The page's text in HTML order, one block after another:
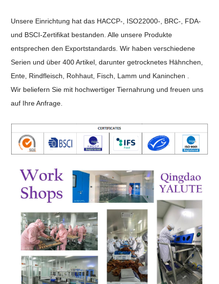
Unsere Einrichtung hat das HACCP-, ISO22000-, BRC-, FDA-
und BSCI-Zertifikat bestanden. Alle unsere Produkte
entsprechen den Exportstandards. Wir haben verschiedene
Serien und über 400 Artikel, darunter getrocknetes Hähnchen,
Ente, Rindfleisch, Rohhaut, Fisch, Lamm und Kaninchen .
Wir beliefern Sie mit hochwertiger Tiernahrung und freuen uns
auf Ihre Anfrage.